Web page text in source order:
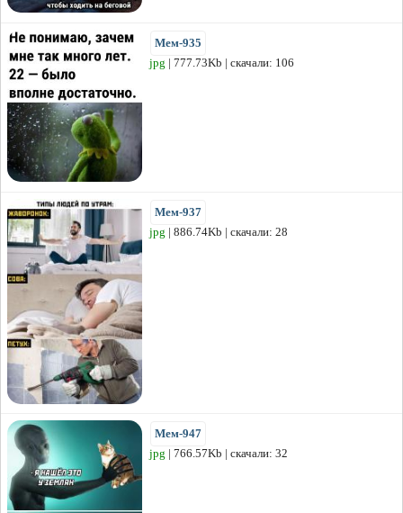
Мем-935
jpg | 777.73Kb | скачали: 106
Мем-937
jpg | 886.74Kb | скачали: 28
Мем-947
jpg | 766.57Kb | скачали: 32